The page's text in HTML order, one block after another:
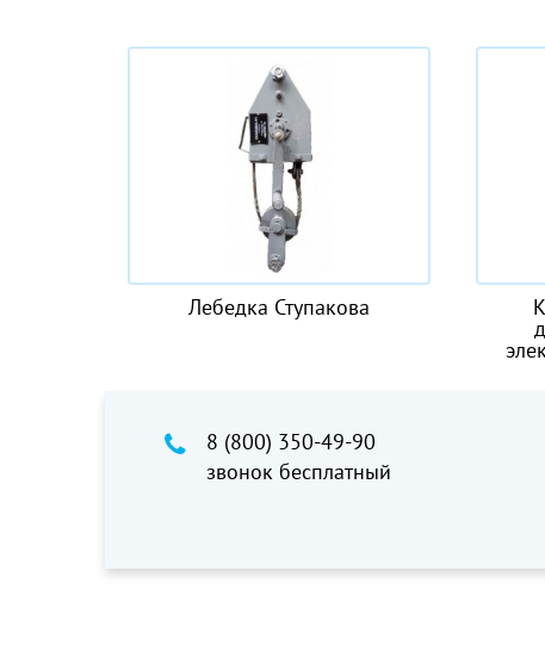
Крюковая подвеска
двухблочная к тали
8 (800) 350-49-90
звонок бесплатный